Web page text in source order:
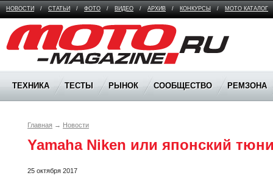
НОВОСТИ / СТАТЬИ / ФОТО / ВИДЕО / АРХИВ / КОНКУРСЫ / МОТО КАТАЛОГ
Moto Magazine
ТЕХНИКА ТЕСТЫ РЫНОК СООБЩЕСТВО РЕМЗОНА
Главная → Новости
Yamaha Niken или японский
25 октября 2017